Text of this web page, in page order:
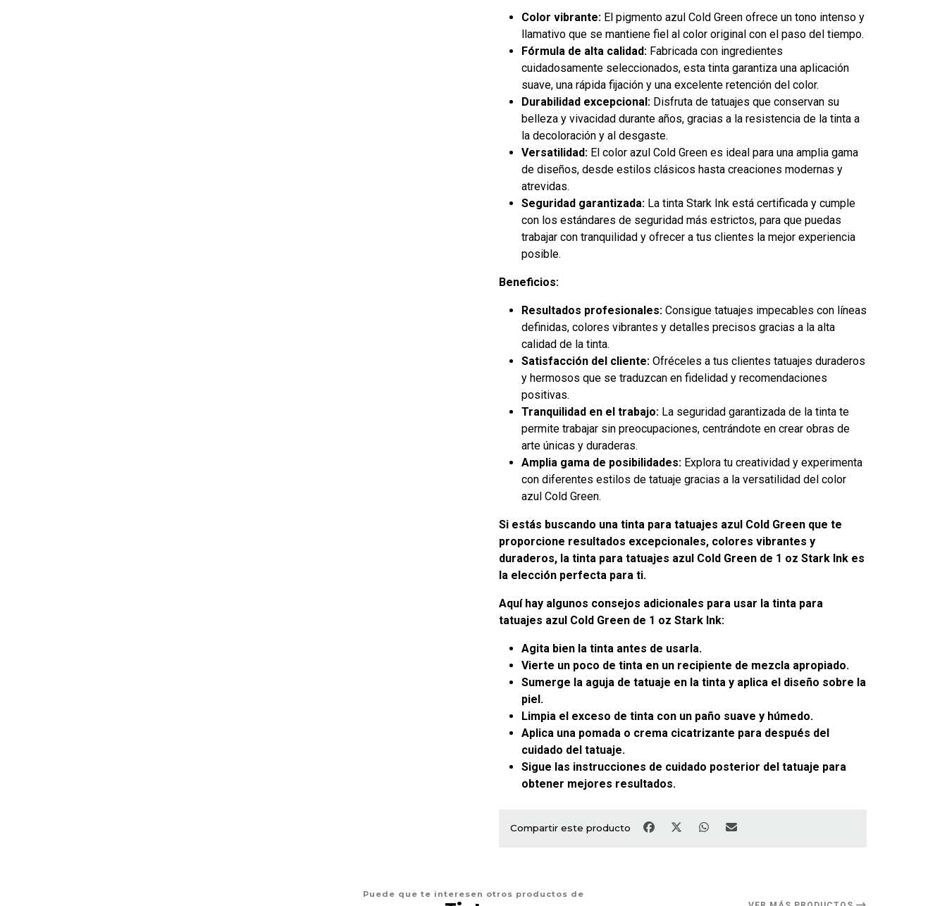
Color vibrante: El pigmento azul Cold Green ofrece un tono intenso y
llamativo que se mantiene fiel al color original con el paso del tiempo.
Fórmula de alta calidad: Fabricada con ingredientes
cuidadosamente seleccionados, esta tinta garantiza una aplicación
suave, una rápida fijación y una excelente retención del color.
Durabilidad excepcional: Disfruta de tatuajes que conservan su
belleza y vivacidad durante años, gracias a la resistencia de la tinta a
la decoloración y al desgaste.
Versatilidad: El color azul Cold Green es ideal para una amplia gama
de diseños, desde estilos clásicos hasta creaciones modernas y
atrevidas.
Seguridad garantizada: La tinta Stark Ink está certificada y cumple
con los estándares de seguridad más estrictos, para que puedas
trabajar con tranquilidad y ofrecer a tus clientes la mejor experiencia
posible.
Beneficios:
Resultados profesionales: Consigue tatuajes impecables con líneas
definidas, colores vibrantes y detalles precisos gracias a la alta
calidad de la tinta.
Satisfacción del cliente: Ofréceles a tus clientes tatuajes duraderos
y hermosos que se traduzcan en fidelidad y recomendaciones
positivas.
Tranquilidad en el trabajo: La seguridad garantizada de la tinta te
permite trabajar sin preocupaciones, centrándote en crear obras de
arte únicas y duraderas.
Amplia gama de posibilidades: Explora tu creatividad y experimenta
con diferentes estilos de tatuaje gracias a la versatilidad del color
azul Cold Green.
Si estás buscando una tinta para tatuajes azul Cold Green que te
proporcione resultados excepcionales, colores vibrantes y
duraderos, la tinta para tatuajes azul Cold Green de 1 oz Stark Ink es
la elección perfecta para ti.
Aquí hay algunos consejos adicionales para usar la tinta para
tatuajes azul Cold Green de 1 oz Stark Ink:
Agita bien la tinta antes de usarla.
Vierte un poco de tinta en un recipiente de mezcla apropiado.
Sumerge la aguja de tatuaje en la tinta y aplica el diseño sobre la
piel.
Limpia el exceso de tinta con un paño suave y húmedo.
Aplica una pomada o crema cicatrizante para después del
cuidado del tatuaje.
Sigue las instrucciones de cuidado posterior del tatuaje para
obtener mejores resultados.
Compartir este producto
Puede que te interesen otros productos de